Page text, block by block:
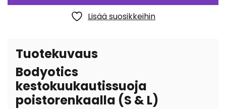
Lisää suosikkeihin
Tuotekuvaus
Bodyotics
kestokuukautissuoja
poistorenkaalla (S & L)